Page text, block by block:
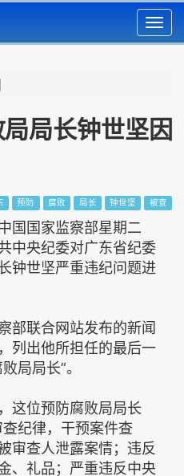
局长钟世坚因
预防 腐败 局长 钟世坚 被查
国国家监察部星期二
中央纪委对广东省纪委
钟世坚严重违纪问题进
部联合网站发布的新闻
列出他所担任的最后一
局局长”。
这位预防腐败局局长
纪律，干预案件查
审查人泄露案情；违反
、礼品；严重违反中央